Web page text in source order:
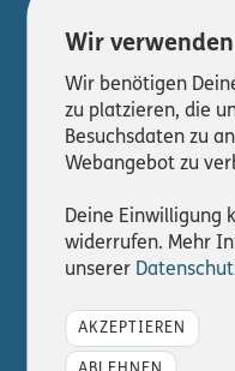
Wir
Wir benötigen
zu platzieren, die
Besuchsdaten zu
Webangebot zu
Deine Einwilligung
widerrufen. Mehr
unserer
AKZEPTIEREN
Interner Bereich
Impressum
Datenschutz
Kontakt